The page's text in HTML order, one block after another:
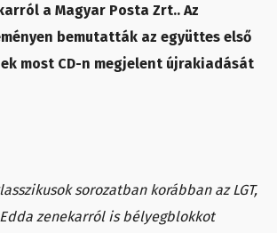
a Magyar Posta Zrt.. Az
bemutatták az együttes első
most CD-n megjelent újrakiadását
sorozatban korábban az LGT,
Edda zenekarról is bélyegblokkot